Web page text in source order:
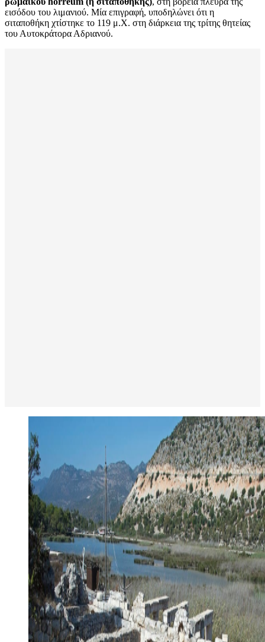
εισόδου του λιμανιού. Μία επιγραφή, υποδηλώνει ότι η
σιταποθήκη χτίστηκε το 119 μ.Χ. στη διάρκεια της τρίτης θητείας
του Αυτοκράτορα Αδριανού.